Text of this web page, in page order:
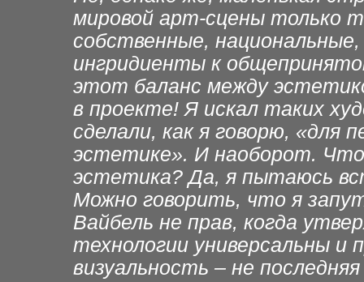
мировой арт-сцены только
собственные,
ингридиенты к
этот баланс между
в проекте! Я искал таких
сделали, как я говорю, «для
эстетике». И наоборот.
эстетика? Да, я пытаюсь
Можно говорить, что я
Вайбель не прав, когда
технологии универсальны и
визуальность – не